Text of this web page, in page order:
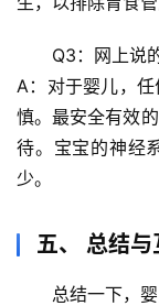
Q3：网上说
A：对于婴儿，
慎。最安全有效
待。宝宝的神经
少。
五、 总结与
总结一下，